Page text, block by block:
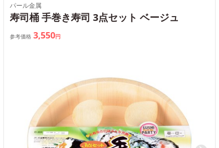
パール金属
寿司桶 手巻き寿司 3点セット ベージュ
参考価格 3,550円